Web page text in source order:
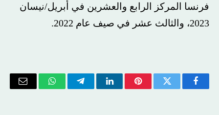
فرنسا المركز الرابع والعشرين في أبريل/نيسان
2023، والثالث عشر في صيف عام 2022.
فيسبوكتويتر بينتيريستلينكدإن تيلقرام واتسابالبريد